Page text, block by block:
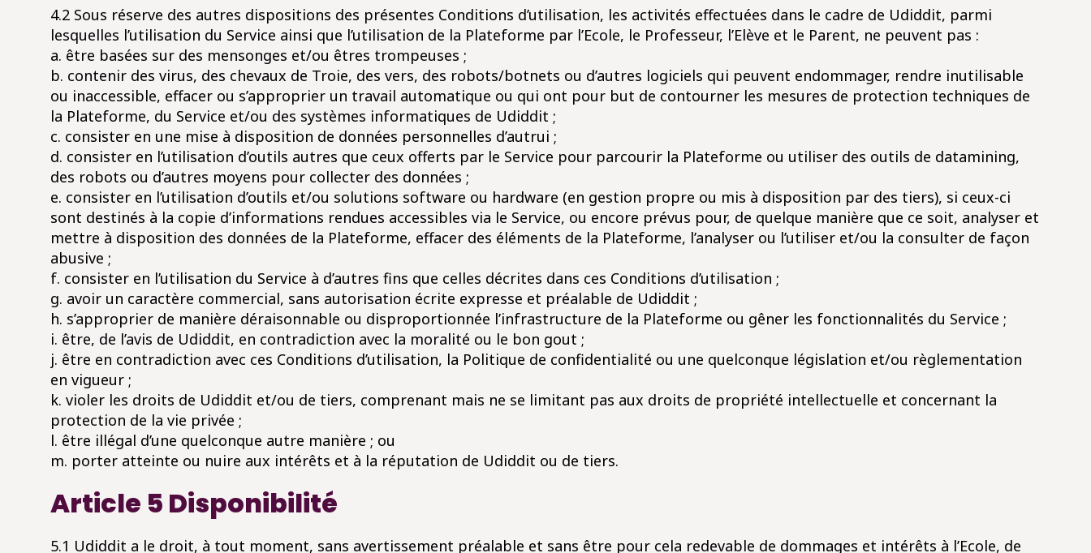
4.2 Sous réserve des autres dispositions des présentes Conditions d’utilisation, les activités effectuées dans le cadre de Udiddit, parmi
lesquelles l’utilisation du Service ainsi que l’utilisation de la Plateforme par l’Ecole, le Professeur, l’Elève et le Parent, ne peuvent pas :
a. être basées sur des mensonges et/ou êtres trompeuses ;
b. contenir des virus, des chevaux de Troie, des vers, des robots/botnets ou d’autres logiciels qui peuvent endommager, rendre inutilisable
ou inaccessible, effacer ou s’approprier un travail automatique ou qui ont pour but de contourner les mesures de protection techniques de
la Plateforme, du Service et/ou des systèmes informatiques de Udiddit ;
c. consister en une mise à disposition de données personnelles d’autrui ;
d. consister en l’utilisation d’outils autres que ceux offerts par le Service pour parcourir la Plateforme ou utiliser des outils de datamining,
des robots ou d’autres moyens pour collecter des données ;
e. consister en l’utilisation d’outils et/ou solutions software ou hardware (en gestion propre ou mis à disposition par des tiers), si ceux-ci
sont destinés à la copie d’informations rendues accessibles via le Service, ou encore prévus pour, de quelque manière que ce soit, analyser et
mettre à disposition des données de la Plateforme, effacer des éléments de la Plateforme, l’analyser ou l’utiliser et/ou la consulter de façon
abusive ;
f. consister en l’utilisation du Service à d’autres fins que celles décrites dans ces Conditions d’utilisation ;
g. avoir un caractère commercial, sans autorisation écrite expresse et préalable de Udiddit ;
h. s’approprier de manière déraisonnable ou disproportionnée l’infrastructure de la Plateforme ou gêner les fonctionnalités du Service ;
i. être, de l’avis de Udiddit, en contradiction avec la moralité ou le bon gout ;
j. être en contradiction avec ces Conditions d’utilisation, la Politique de confidentialité ou une quelconque législation et/ou règlementation
en vigueur ;
k. violer les droits de Udiddit et/ou de tiers, comprenant mais ne se limitant pas aux droits de propriété intellectuelle et concernant la
protection de la vie privée ;
l. être illégal d’une quelconque autre manière ; ou
m. porter atteinte ou nuire aux intérêts et à la réputation de Udiddit ou de tiers.
Article 5 Disponibilité
5.1 Udiddit a le droit, à tout moment, sans avertissement préalable et sans être pour cela redevable de dommages et intérêts à l’Ecole, de